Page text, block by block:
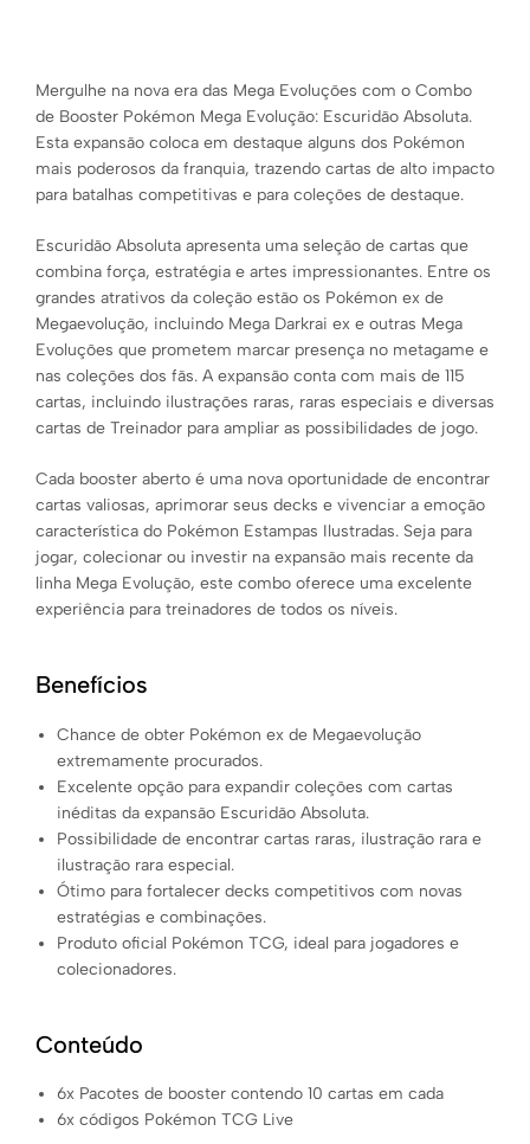
Mergulhe na nova era das Mega Evoluções com o Combo
de Booster Pokémon Mega Evolução: Escuridão Absoluta.
Esta expansão coloca em destaque alguns dos Pokémon
mais poderosos da franquia, trazendo cartas de alto impacto
para batalhas competitivas e para coleções de destaque.
Escuridão Absoluta apresenta uma seleção de cartas que
combina força, estratégia e artes impressionantes. Entre os
grandes atrativos da coleção estão os Pokémon ex de
Megaevolução, incluindo Mega Darkrai ex e outras Mega
Evoluções que prometem marcar presença no metagame e
nas coleções dos fãs. A expansão conta com mais de 115
cartas, incluindo ilustrações raras, raras especiais e diversas
cartas de Treinador para ampliar as possibilidades de jogo.
Cada booster aberto é uma nova oportunidade de encontrar
cartas valiosas, aprimorar seus decks e vivenciar a emoção
característica do Pokémon Estampas Ilustradas. Seja para
jogar, colecionar ou investir na expansão mais recente da
linha Mega Evolução, este combo oferece uma excelente
experiência para treinadores de todos os níveis.
Benefícios
Chance de obter Pokémon ex de Megaevolução
extremamente procurados.
Excelente opção para expandir coleções com cartas
inéditas da expansão Escuridão Absoluta.
Possibilidade de encontrar cartas raras, ilustração rara e
ilustração rara especial.
Ótimo para fortalecer decks competitivos com novas
estratégias e combinações.
Produto oficial Pokémon TCG, ideal para jogadores e
colecionadores.
Conteúdo
6x Pacotes de booster contendo 10 cartas em cada
6x códigos Pokémon TCG Live